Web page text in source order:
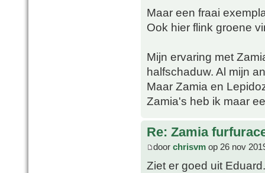
Maar een fraai
Ook hier flink groene
Mijn ervaring met
halfschaduw. Al mijn
Maar Zamia en
Zamia's heb ik maar
Re: Zamia
door chrisvm op 26 nov
Ziet er goed uit